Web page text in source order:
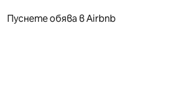
Пуснете обява в Airbnb